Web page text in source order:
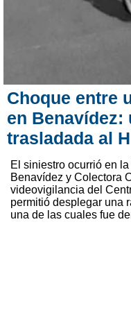
Choque entre
en Benavídez:
trasladada al
El siniestro ocurrió en
Benavídez y Colectora
videovigilancia del
permitió desplegar una
una de las cuales fue